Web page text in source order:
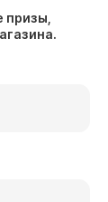
призы,